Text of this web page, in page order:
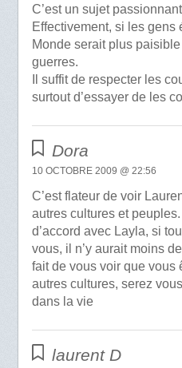
C’est un sujet
Effectivement, si les gens
Monde serait plus
guerres.
Il suffit de respecter les
surtout d’essayer de les
Dora
10 OCTOBRE 2009 @ 22:56
C’est flateur de voir
autres cultures et
d’accord avec Layla, si
vous, il n’y aurait moins
fait de vous voir que vous
autres cultures, serez
dans la vie
laurent D